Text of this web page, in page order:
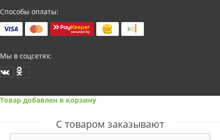
Способы оплаты:
Мы в соцсетях:
Товар добавлен в корзину
С товаром заказывают